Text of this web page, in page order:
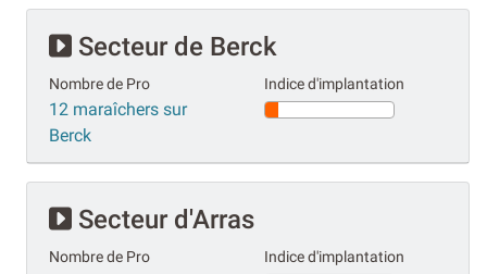
Secteur de Berck
Nombre de Pro
12 maraîchers sur
Berck
Indice d'implantation
Secteur d'Arras
Nombre de Pro Indice d'implantation